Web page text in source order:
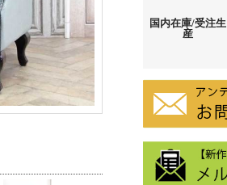
国内在庫/受注生
産